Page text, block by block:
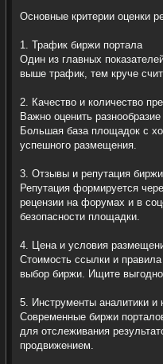
Основные критерии оценки
1. Трафик биржи портала
Один из главных
выше трафик, тем круче
2. Качество и количество
Важно оценить
Большая база площадок с
успешного размещения.
3. Отзывы и репутация биржи
Репутация формируется
рецензии на форумах и в
безопасности площадки.
4. Цена и условия
Стоимость ссылки и
выбор биржи. Ищите
5. Инструменты аналитики и
Современные биржи
для отслеживания
продвижением.